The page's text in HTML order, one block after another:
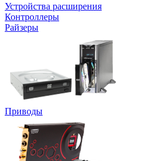
Устройства расширения
Контроллеры
Райзеры
Приводы